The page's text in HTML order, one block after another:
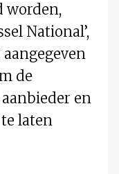
worden,
National’,
de
en
laten